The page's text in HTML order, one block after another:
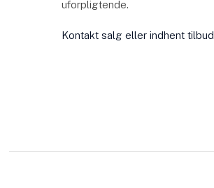
uforpligtende.
Kontakt salg eller indhent tilbud